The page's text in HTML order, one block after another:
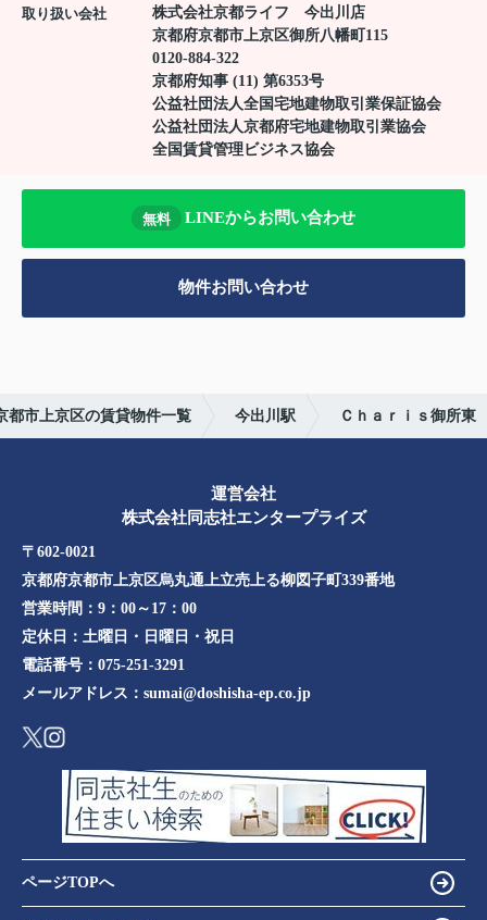
取り扱い会社
株式会社京都ライフ 今出川店
京都府京都市上京区御所八幡町115
0120-884-322
京都府知事 (11) 第6353号
公益社団法人全国宅地建物取引業保証協会
公益社団法人京都府宅地建物取引業協会
全国賃貸管理ビジネス協会
無料 LINEからお問い合わせ
物件お問い合わせ
都市上京区の賃貸物件一覧 今出川駅 Ｃｈａｒｉｓ御所東
運営会社
株式会社同志社エンタープライズ
〒602-0021
京都府京都市上京区烏丸通上立売上る柳図子町339番地​​
営業時間： 9：00～17：00
定休日： 土曜日・日曜日・祝日
電話番号： 075-251-3291
メールアドレス： sumai@doshisha-ep.co.jp
ページTOPへ